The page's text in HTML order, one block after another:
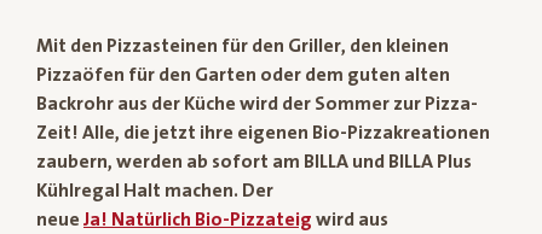
Mit den Pizzasteinen für den Griller, den kleinen
Pizzaöfen für den Garten oder dem guten alten
Backrohr aus der Küche wird der Sommer zur Pizza-
Zeit! Alle, die jetzt ihre eigenen Bio-Pizzakreationen
zaubern, werden ab sofort am BILLA und BILLA Plus
Kühlregal Halt machen. Der
neue Ja! Natürlich Bio-Pizzateig wird aus